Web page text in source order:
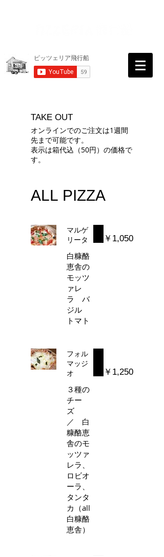
TAKE OUT
オンラインでのご注文は1週間
先まで可能です。
表示は箱代込（50円）の価格で
す。
ALL PIZZA
マルゲ
リータ
白糠酪
恵舎の
モッツ
ァレ
ラ バ
ジル
トマト
￥1,050
フォル
マッジ
オ
３種の
チー
ズ
／ 白
糠酪恵
舎のモ
ッツァ
レラ、
ロビオ
ーラ、
タンタ
カ（all
白糠酪
恵舎）
￥1,250